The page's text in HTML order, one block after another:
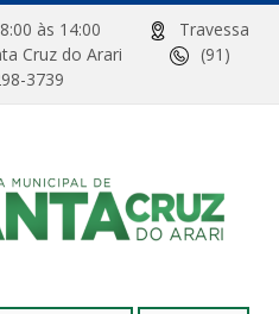
08:00 às 14:00
Travessa
Cruz do Arari
(91)
3739